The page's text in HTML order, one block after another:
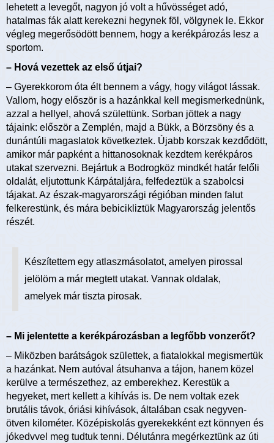
lehetett a levegőt, nagyon jó volt a hűvösséget adó,
hatalmas fák alatt kerekezni hegynek föl, völgynek le. Ekkor
végleg megerősödött bennem, hogy a kerékpározás lesz a
sportom.
– Hová vezettek az első útjai?
– Gyerekkorom óta élt bennem a vágy, hogy világot lássak.
Vallom, hogy először is a hazánkkal kell megismerkednünk,
azzal a hellyel, ahová születtünk. Sorban jöttek a nagy
tájaink: először a Zemplén, majd a Bükk, a Börzsöny és a
dunántúli magaslatok következtek. Újabb korszak kezdődött,
amikor már papként a hittanosoknak kezdtem kerékpáros
utakat szervezni. Bejártuk a Bodrogköz mindkét határ felőli
oldalát, eljutottunk Kárpátaljára, felfedeztük a szabolcsi
tájakat. Az észak-magyarországi régióban minden falut
felkerestünk, és mára bebicikliztük Magyarország jelentős
részét.
Készítettem egy atlaszmásolatot, amelyen pirossal
jelölöm a már megtett utakat. Vannak oldalak,
amelyek már tiszta pirosak.
– Mi jelentette a kerékpározásban a legfőbb vonzerőt?
– Miközben barátságok születtek, a fiatalokkal megismertük
a hazánkat. Nem autóval átsuhanva a tájon, hanem közel
kerülve a természethez, az emberekhez. Kerestük a
hegyeket, mert kellett a kihívás is. De nem voltak ezek
brutális távok, óriási kihívások, általában csak negyven-
ötven kilométer. Középiskolás gyerekekként ezt könnyen és
jókedvvel meg tudtuk tenni. Délutánra megérkeztünk az úti